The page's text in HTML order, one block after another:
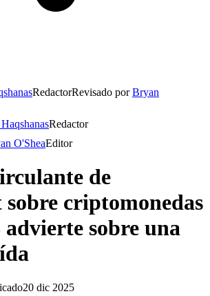
RedactorRevisado porBryan
Redactor
O'SheaEditor
de
criptomonedas
advierte sobre una
20 dic 2025